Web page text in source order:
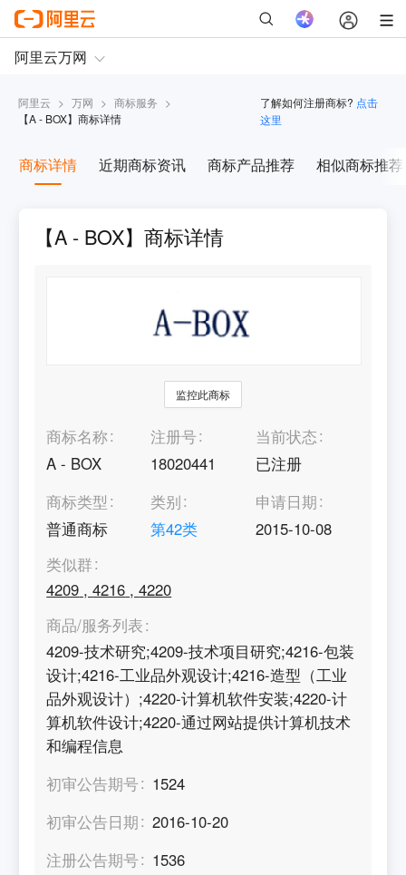
阿里云 > 万网 > 商标服务 >
【A - BOX】商标详情
了解如何注册商标? 点击
这里
商标详情 近期商标资讯 商标产品推荐 相似商标推荐
【A - BOX】商标详情
监控此商标
商标名称
A - BOX
注册号
18020441
当前状态
已注册
商标类型
普通商标
类别
第42类
申请日期
2015-10-08
类似群
4209 ,4216 ,4220
商品/服务列表
4209-技术研究;4209-技术项目研究;4216-包装
设计;4216-工业品外观设计;4216-造型（工业
品外观设计）;4220-计算机软件安装;4220-计
算机软件设计;4220-通过网站提供计算机技术
和编程信息
初审公告期号
1524
初审公告日期
2016-10-20
注册公告期号
1536